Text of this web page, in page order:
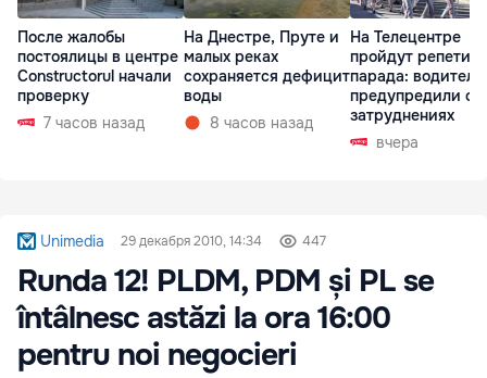
После жалобы
постоялицы в центре
Constructorul начали
проверку
7 часов назад
На Днестре, Пруте и
малых реках
сохраняется дефицит
воды
8 часов назад
На Телецентре
пройдут
парада:
предупредили о
затруднениях
вчера
Unimedia 29 декабря 2010, 14:34 447
Runda 12! PLDM, PDM și PL se
întâlnesc astăzi la ora 16:00
pentru noi negocieri